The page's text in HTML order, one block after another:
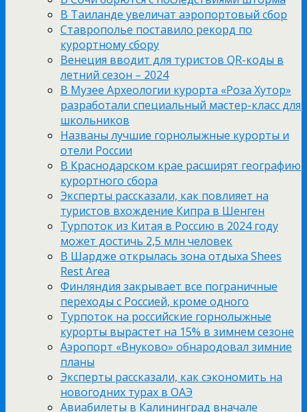
В Таиланде увеличат аэропортовый сбор
Ставрополье поставило рекорд по
курортному сбору
Венеция вводит для туристов QR-коды в
летний сезон – 2024
В Музее Археологии курорта «Роза Хутор»
разработали специальный мастер-класс для
школьников
Названы лучшие горнолыжные курорты и
отели России
В Краснодарском крае расширят географию
курортного сбора
Эксперты рассказали, как повлияет на
туристов вхождение Кипра в Шенген
Турпоток из Китая в Россию в 2024 году
может достичь 2,5 млн человек
В Шардже открылась зона отдыха Shees
Rest Area
Финляндия закрывает все пограничные
переходы с Россией, кроме одного
Турпоток на российские горнолыжные
курорты вырастет на 15% в зимнем сезоне
Аэропорт «Внуково» обнародовал зимние
планы
Эксперты рассказали, как сэкономить на
новогодних турах в ОАЭ
Авиабилеты в Калининград вначале